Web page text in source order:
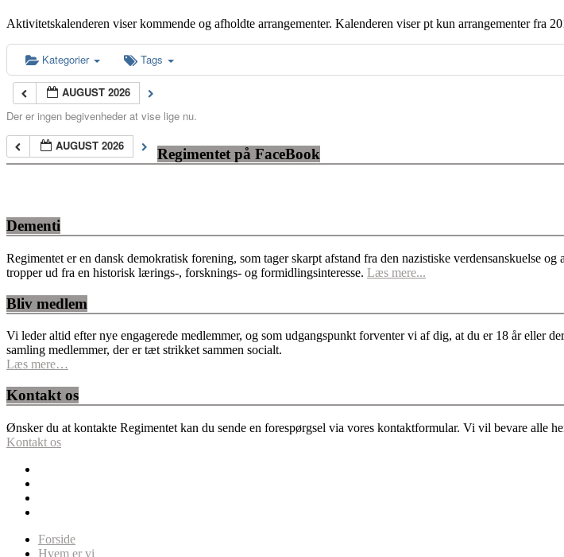
Aktivitetskalenderen viser kommende og afholdte arrangementer. Kalenderen viser pt kun arrangementer fra
Kategorier Tags
AUGUST 2026
Der er ingen begivenheder at vise lige nu.
AUGUST 2026
Regimentet på FaceBook
Dementi
Regimentet er en dansk demokratisk forening, som tager skarpt afstand fra den nazistiske verdensanskuelse
tropper ud fra en historisk lærings-, forsknings- og formidlingsinteresse. Læs mere...
Bliv medlem
Vi leder altid efter nye engagerede medlemmer, og som udgangspunkt forventer vi af dig, at du er 18 år eller
samling medlemmer, der er tæt strikket sammen socialt.
Læs mere…
Kontakt os
Ønsker du at kontakte Regimentet kan du sende en forespørgsel via vores kontaktformular. Vi vil bevare alle
Kontakt os
Forside
Hvem er vi